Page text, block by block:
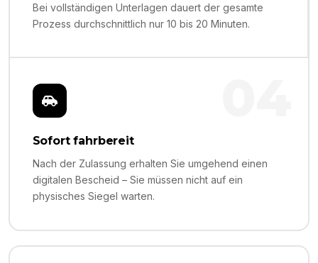
Bei vollständigen Unterlagen dauert der gesamte
Prozess durchschnittlich nur 10 bis 20 Minuten.
Sofort fahrbereit
Nach der Zulassung erhalten Sie umgehend einen
digitalen Bescheid – Sie müssen nicht auf ein
physisches Siegel warten.